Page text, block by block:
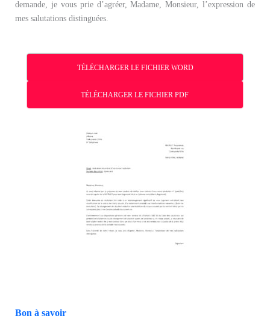
demande, je vous prie d’agréer, Madame, Monsieur, l’expression de
mes salutations distinguées.
TÉLÉCHARGER LE FICHIER WORD
TÉLÉCHARGER LE FICHIER PDF
Bon à savoir